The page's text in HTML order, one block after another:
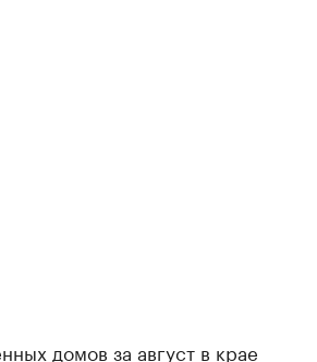
домов за август в крае